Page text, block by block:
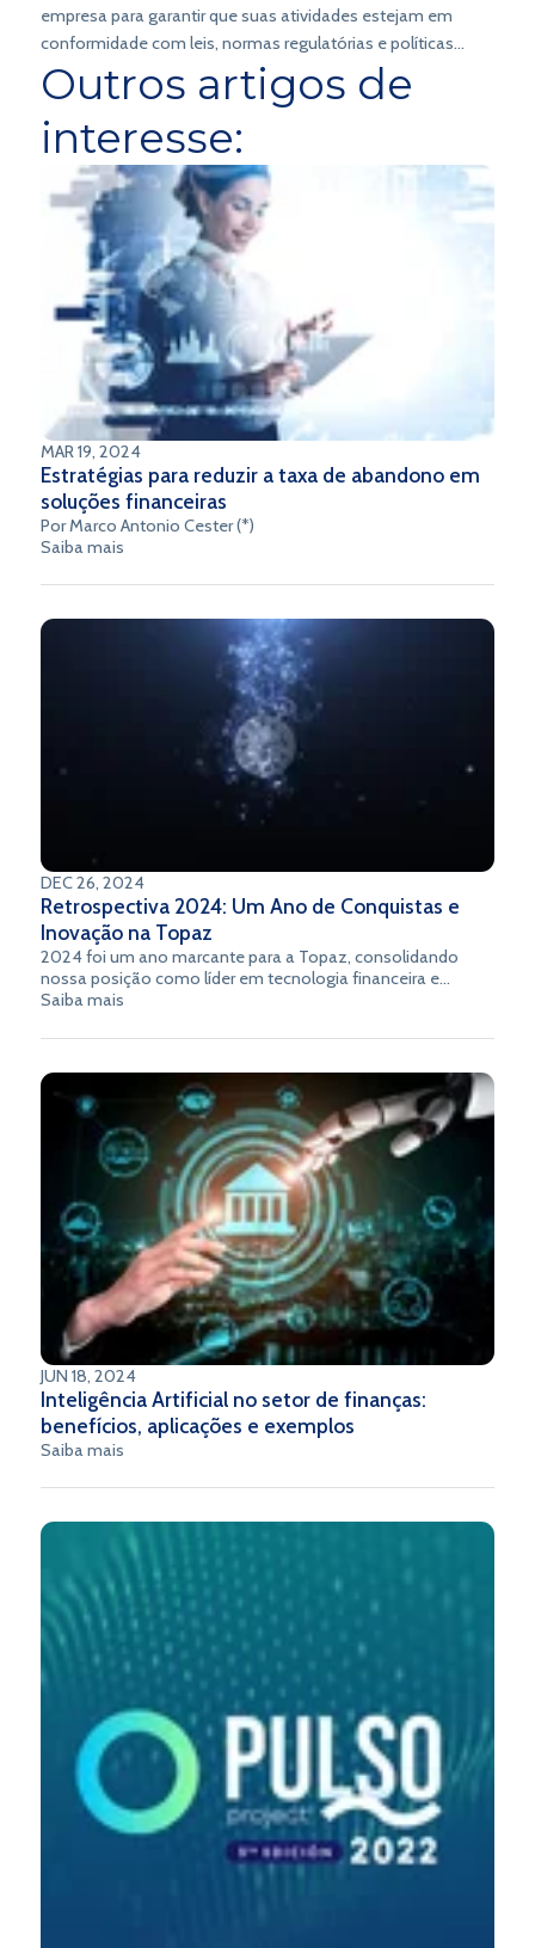
empresa para garantir que suas atividades estejam em
conformidade com leis, normas regulatórias e políticas
internas.
Outros artigos de
interesse:
MAR 19, 2024
Estratégias para reduzir a taxa de abandono em
soluções financeiras
Por Marco Antonio Cester (*)
Saiba mais
DEC 26, 2024
Retrospectiva 2024: Um Ano de Conquistas e
Inovação na Topaz
2024 foi um ano marcante para a Topaz, consolidando
nossa posição como líder em tecnologia financeira e
inovação no setor. De reconhecimentos prestigiados a
refletem nosso compromisso com a excelência e a
Saiba mais
JUN 18, 2024
Inteligência Artificial no setor de finanças:
benefícios, aplicações e exemplos
Saiba mais